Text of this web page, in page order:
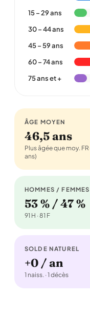
15 – 29 ans
30 – 44 ans
45 – 59 ans
60 – 74 ans
75 ans et +
ÂGE MOYEN
46,5 ans
Plus âgée que moy.
ans)
HOMMES / FEMMES
53 % / 47 %
91 H · 81 F
SOLDE NATUREL
+0 / an
1 naiss. · 1 décès